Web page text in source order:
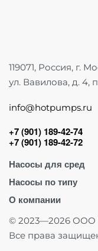
119071, Россия, г.
ул. Вавилова, д. 4,
info@hotpumps.ru
+7 (901) 189-42-74
+7 (901) 189-42-72
Насосы для сред
Для абразива
Для воды
Для масла
Насосы по типу
Винтовые насосы
Центробежные
Шнековые насосы
О компании
О компании
Полезное
© 2023—2026 ООО
Все права